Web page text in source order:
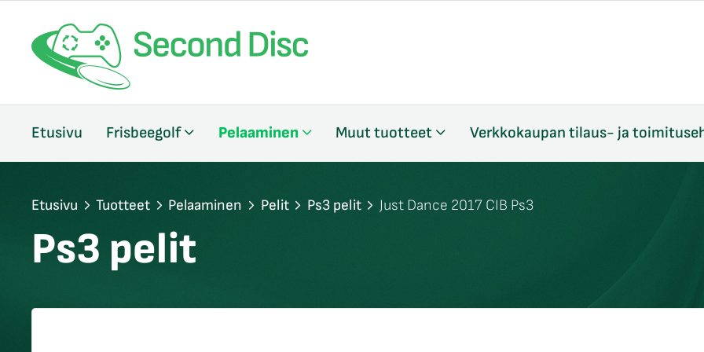
Etusivu Frisbeegolf Pelaaminen Muut tuotteet Verkkokaupan tilaus- ja
Etusivu Tuotteet Pelaaminen Pelit Ps3 pelit Just Dance 2017 CIB Ps3
Ps3 pelit
sulje
sulje
sulje